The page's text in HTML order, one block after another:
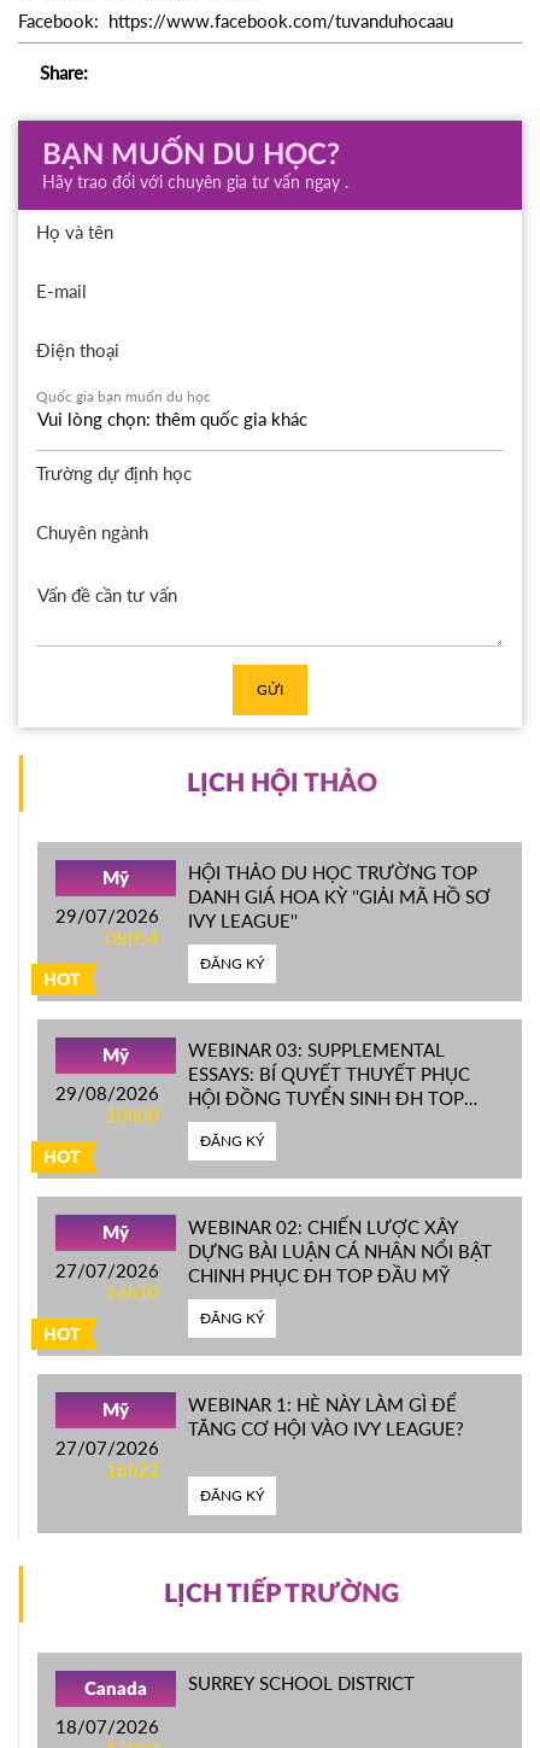
Facebook: https://www.facebook.com/tuvanduhocaau
Share:
BẠN MUỐN DU HỌC?
Hãy trao đổi với chuyên gia tư vấn ngay .
Họ và tên
E-mail
Điện thoại
Quốc gia bạn muốn du học
Trường dự định học
Chuyên ngành
GỬI
LỊCH HỘI THẢO
HOT
Mỹ
29/07/2026
08h54
HỘI THẢO DU HỌC TRƯỜNG TOP
DANH GIÁ HOA KỲ ''GIẢI MÃ HỒ SƠ
IVY LEAGUE''
ĐĂNG KÝ
HOT
Mỹ
29/08/2026
10h00
WEBINAR 03: SUPPLEMENTAL
ESSAYS: BÍ QUYẾT THUYẾT PHỤC
HỘI ĐỒNG TUYỂN SINH ĐH TOP
ĐẦU MỸ
ĐĂNG KÝ
HOT
Mỹ
27/07/2026
16h10
WEBINAR 02: CHIẾN LƯỢC XÂY
DỰNG BÀI LUẬN CÁ NHÂN NỔI BẬT
CHINH PHỤC ĐH TOP ĐẦU MỸ
ĐĂNG KÝ
Mỹ
27/07/2026
16h22
WEBINAR 1: HÈ NÀY LÀM GÌ ĐỂ
TĂNG CƠ HỘI VÀO IVY LEAGUE?
ĐĂNG KÝ
LỊCH TIẾP TRƯỜNG
Canada
18/07/2026
SURREY SCHOOL DISTRICT